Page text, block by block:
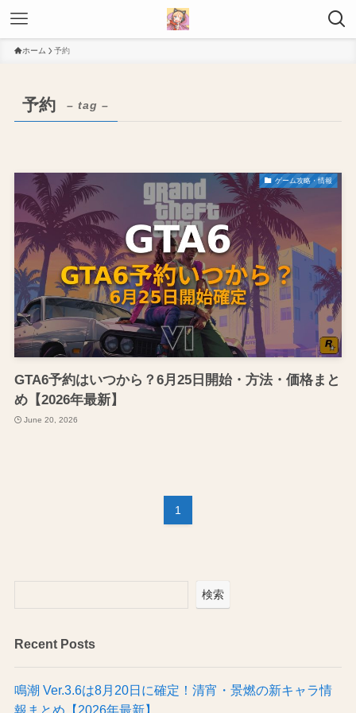
ホーム 予約
予約 – tag –
ゲーム攻略・情報
GTA6予約はいつから？6月25日開始・方法・価格まと
め【2026年最新】
June 20, 2026
1
検索
Recent Posts
鳴潮 Ver.3.6は8月20日に確定！清宵・景燃の新キャラ情
報まとめ【2026年最新】